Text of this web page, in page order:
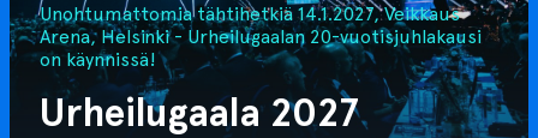
Unohtumattomia tähtihetkiä 14.1.2027, Veikkaus
Arena, Helsinki - Urheilugaalan 20-vuotisjuhlakausi
on käynnissä!
Urheilugaala 2027